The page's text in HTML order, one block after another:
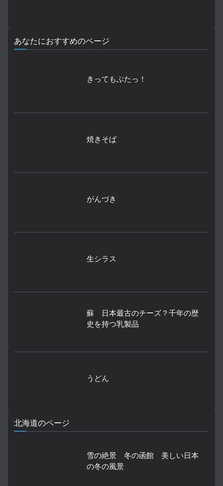
あなたにおすすめのページ
きってもぶたっ！
焼きそば
がんづき
生シラス
蘇 日本最古のチーズ？千年の歴
史を持つ乳製品
うどん
北海道のページ
雪の絶景 冬の函館 美しい日本
の冬の風景